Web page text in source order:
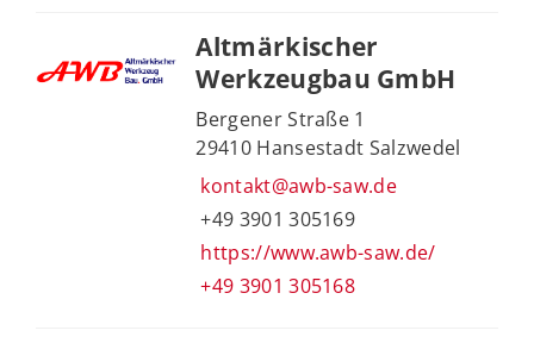
Altmärkischer
Werkzeugbau GmbH
Bergener Straße 1
29410 Hansestadt Salzwedel
kontakt@awb-saw.de
+49 3901 305169
https://www.awb-saw.de/
+49 3901 305168